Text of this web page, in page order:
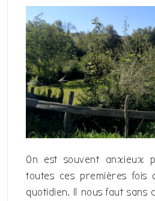
On est souvent anxieux
toutes ces premières fois
quotidien. Il nous faut sans